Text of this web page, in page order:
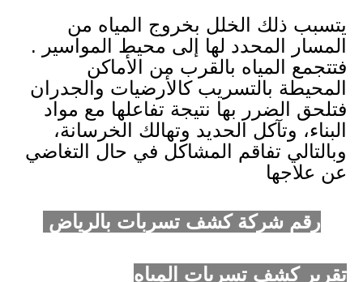
يتسبب ذلك الخلل بخروج المياه من
المسار المحدد لها إلى محيط المواسير .
فتتجمع المياه بالقرب من الأماكن
المحيطة بالتسريب كالأرضيات والجدران
فتلحق الضرر بها نتيجة تفاعلها مع مواد
البناء، وتآكل الحديد وتهالك الخرسانة،
وبالتالي تفاقم المشاكل في حال التغاضي
عن علاجها
رقم شركة كشف تسربات بالرياض
تقرير كشف تسربات المياه